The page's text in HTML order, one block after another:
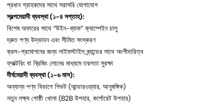
প্রধান গ্রাহকদের সাথে সরাসরি যোগাযোগ
স্বল্পমেয়াদী ব্যবস্থা (১-৪ সপ্তাহ):
বিশেষ অফারের সাথে “উইন-ব্যাক” ক্যাম্পেইন চালু
দ্রুত পণ্য উদ্ভাবন এবং সীমিত সংস্করণ
ক্রস-প্রমোশনের জন্য লাইফস্টাইল ব্র্যান্ডের সাথে অংশীদারিত্ব
ফ্যাক্টরিং বা ব্রিজিং লোনের মাধ্যমে তরলতা সুরক্ষা
দীর্ঘমেয়াদী ব্যবস্থা (১-৬ মাস):
অন্যান্য পণ্য বিভাগে পিভট (আন্ডারওয়্যার, আনুষঙ্গিক)
নতুন লক্ষ্য গোষ্ঠী খোলা (B2B উপহার, কর্পোরেট উপহার)